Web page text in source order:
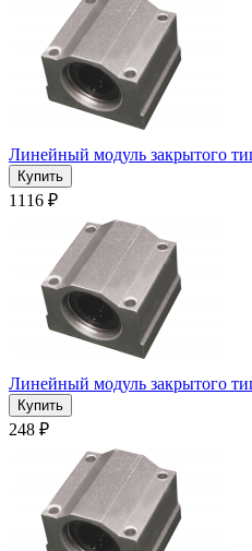
Линейный модуль закрытого
1116 ₽
Линейный модуль закрытого
248 ₽